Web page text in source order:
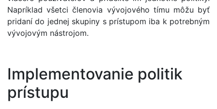
Napríklad všetci členovia vývojového tímu môžu byť
pridaní do jednej skupiny s prístupom iba k potrebným
vývojovým nástrojom.
Implementovanie politik
prístupu